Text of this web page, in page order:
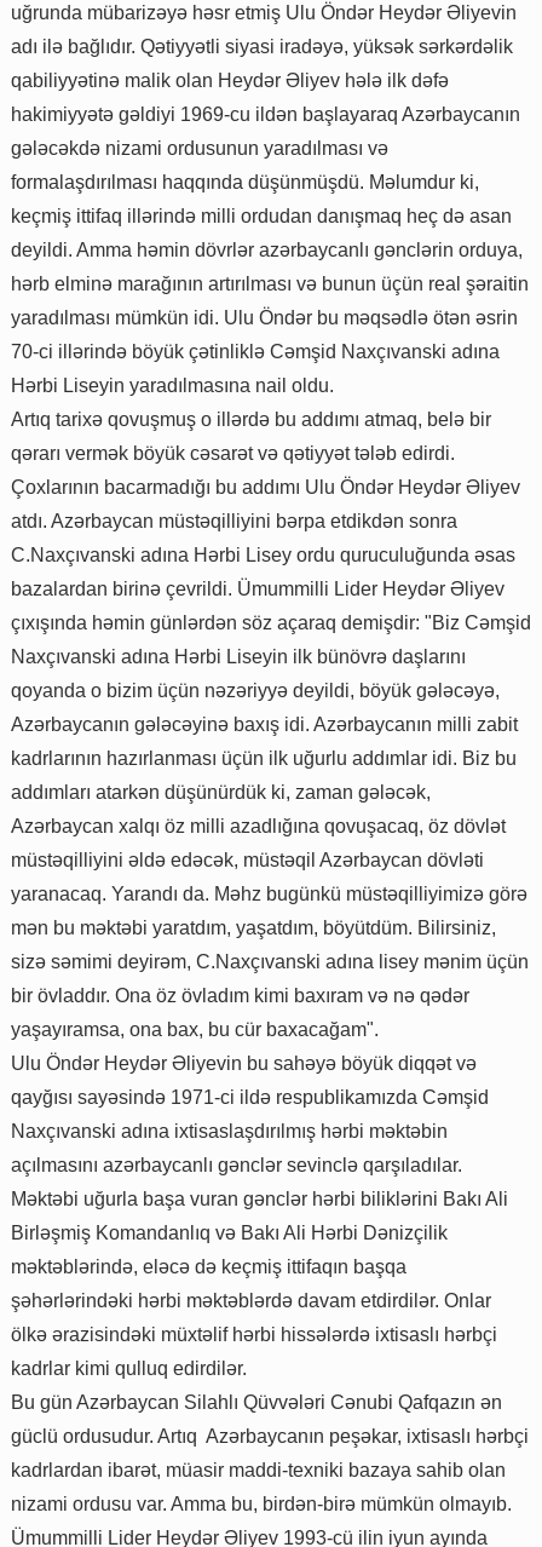
uğrunda mübarizəyə həsr etmiş Ulu Öndər Heydər Əliyevin
adı ilə bağlıdır. Qətiyyətli siyasi iradəyə, yüksək sərkərdəlik
qabiliyyətinə malik olan Heydər Əliyev hələ ilk dəfə
hakimiyyətə gəldiyi 1969-cu ildən başlayaraq Azərbaycanın
gələcəkdə nizami ordusunun yaradılması və
formalaşdırılması haqqında düşünmüşdü. Məlumdur ki,
keçmiş ittifaq illərində milli ordudan danışmaq heç də asan
deyildi. Amma həmin dövrlər azərbaycanlı gənclərin orduya,
hərb elminə marağının artırılması və bunun üçün real şəraitin
yaradılması mümkün idi. Ulu Öndər bu məqsədlə ötən əsrin
70-ci illərində böyük çətinliklə Cəmşid Naxçıvanski adına
Hərbi Liseyin yaradılmasına nail oldu.
Artıq tarixə qovuşmuş o illərdə bu addımı atmaq, belə bir
qərarı vermək böyük cəsarət və qətiyyət tələb edirdi.
Çoxlarının bacarmadığı bu addımı Ulu Öndər Heydər Əliyev
atdı. Azərbaycan müstəqilliyini bərpa etdikdən sonra
C.Naxçıvanski adına Hərbi Lisey ordu quruculuğunda əsas
bazalardan birinə çevrildi. Ümummilli Lider Heydər Əliyev
çıxışında həmin günlərdən söz açaraq demişdir: "Biz Cəmşid
Naxçıvanski adına Hərbi Liseyin ilk bünövrə daşlarını
qoyanda o bizim üçün nəzəriyyə deyildi, böyük gələcəyə,
Azərbaycanın gələcəyinə baxış idi. Azərbaycanın milli zabit
kadrlarının hazırlanması üçün ilk uğurlu addımlar idi. Biz bu
addımları atarkən düşünürdük ki, zaman gələcək,
Azərbaycan xalqı öz milli azadlığına qovuşacaq, öz dövlət
müstəqilliyini əldə edəcək, müstəqil Azərbaycan dövləti
yaranacaq. Yarandı da. Məhz bugünkü müstəqilliyimizə görə
mən bu məktəbi yaratdım, yaşatdım, böyütdüm. Bilirsiniz,
sizə səmimi deyirəm, C.Naxçıvanski adına lisey mənim üçün
bir övladdır. Ona öz övladım kimi baxıram və nə qədər
yaşayıramsa, ona bax, bu cür baxacağam".
Ulu Öndər Heydər Əliyevin bu sahəyə böyük diqqət və
qayğısı sayəsində 1971-ci ildə respublikamızda Cəmşid
Naxçıvanski adına ixtisaslaşdırılmış hərbi məktəbin
açılmasını azərbaycanlı gənclər sevinclə qarşıladılar.
Məktəbi uğurla başa vuran gənclər hərbi biliklərini Bakı Ali
Birləşmiş Komandanlıq və Bakı Ali Hərbi Dənizçilik
məktəblərində, eləcə də keçmiş ittifaqın başqa
şəhərlərindəki hərbi məktəblərdə davam etdirdilər. Onlar
ölkə ərazisindəki müxtəlif hərbi hissələrdə ixtisaslı hərbçi
kadrlar kimi qulluq edirdilər.
Bu gün Azərbaycan Silahlı Qüvvələri Cənubi Qafqazın ən
güclü ordusudur. Artıq Azərbaycanın peşəkar, ixtisaslı hərbçi
kadrlardan ibarət, müasir maddi-texniki bazaya sahib olan
nizami ordusu var. Amma bu, birdən-birə mümkün olmayıb.
Ümummilli Lider Heydər Əliyev 1993-cü ilin iyun ayında